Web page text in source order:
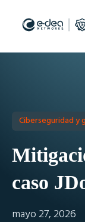
Ciberseguridad y
caso
mayo 27, 2026